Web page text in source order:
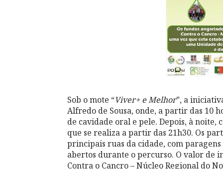
Sob o mote “Viver+ e Melhor”, a
Alfredo de Sousa, onde, a partir das 10
de cavidade oral e pele. Depois, à
que se realiza a partir das 21h30. Os
principais ruas da cidade, com
abertos durante o percurso. O valor de
Contra o Cancro – Núcleo Regional do